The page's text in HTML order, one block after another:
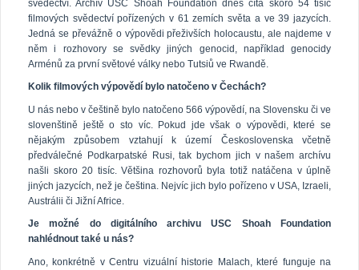
svědectví. Archív USC Shoah Foundation dnes čítá skoro 54 tisíc
filmových svědectví pořízených v 61 zemích světa a ve 39 jazycích.
Jedná se převážně o výpovědi přeživších holocaustu, ale najdeme v
něm i rozhovory se svědky jiných genocid, například genocidy
Arménů za první světové války nebo Tutsiů ve Rwandě.
Kolik filmových výpovědí bylo natočeno v Čechách?
U nás nebo v češtině bylo natočeno 566 výpovědí, na Slovensku či ve
slovenštině ještě o sto víc. Pokud jde však o výpovědi, které se
nějakým způsobem vztahují k území Československa včetně
předválečné Podkarpatské Rusi, tak bychom jich v našem archívu
našli skoro 20 tisíc. Většina rozhovorů byla totiž natáčena v úplně
jiných jazycích, než je čeština. Nejvíc jich bylo pořízeno v USA, Izraeli,
Austrálii či Jižní Africe.
Je možné do digitálního archivu USC Shoah Foundation
nahlédnout také u nás?
Ano, konkrétně v Centru vizuální historie Malach, které funguje na